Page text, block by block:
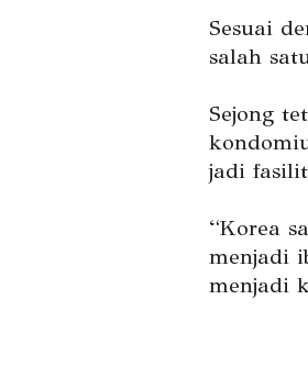
Sesuai
salah
Sejong
jadi
“Korea
menjadi
menjadi